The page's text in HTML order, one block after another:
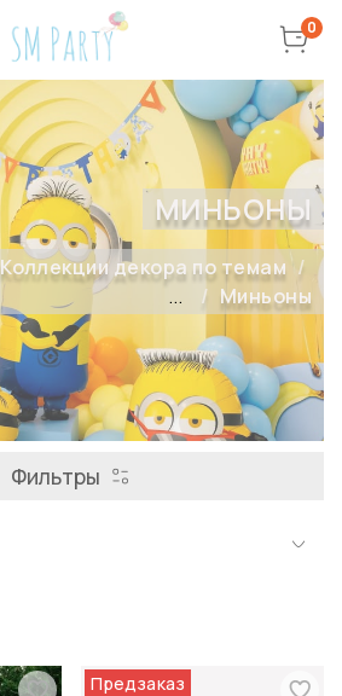
0
МИНЬОНЫ
Коллекции декора по темам
...
Миньоны
Фильтры
Предзаказ